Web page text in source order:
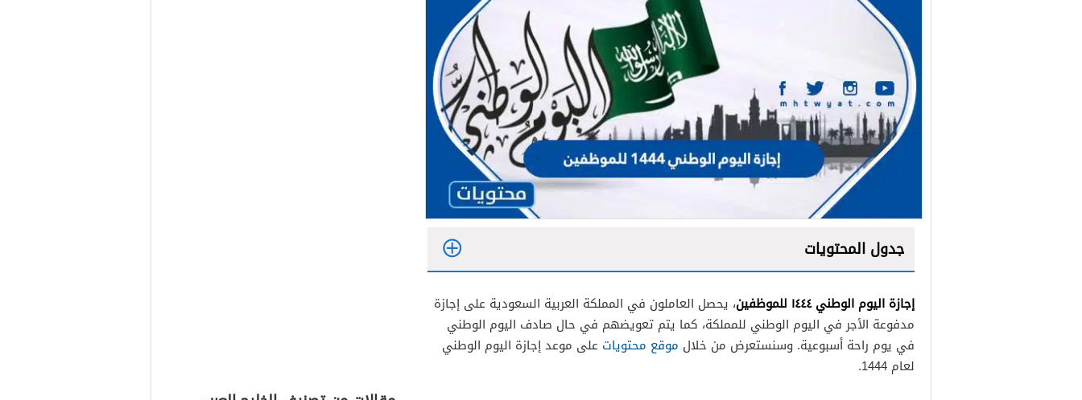
جدول المحتويات
إجازة اليوم الوطني ١٤٤٤ للموظفين
، يحصل العاملون في المملكة العربية السعودية على إجازة
مدفوعة الأجر في اليوم الوطني للمملكة، كما يتم تعويضهم في حال صادف اليوم الوطني
في يوم راحة أسبوعية. وسنستعرض من خلال موقع محتويات على موعد إجازة اليوم الوطني
لعام 1444.